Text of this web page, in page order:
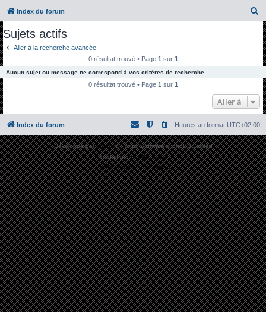
Index du forum
c
e
r
Sujets actifs
Aller à la recherche avancée
0 résultat trouvé • Page 1 sur 1
Aucun sujet ou message ne correspond à vos critères de recherche.
0 résultat trouvé • Page 1 sur 1
Aller à
Index du forum Heures au format UTC+02:00
Développé parphpBB® Forum Software © phpBB Limited
Traduit parphpBB-fr.com
Confidentialité|Conditions